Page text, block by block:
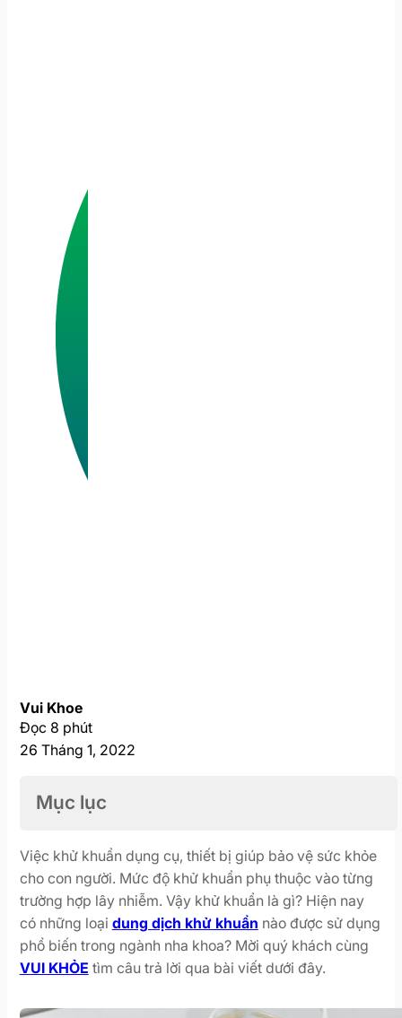
Vui Khoe
Đọc 8 phút
26 Tháng 1, 2022
Mục lục
Việc khử khuẩn dụng cụ, thiết bị giúp bảo vệ sức khỏe
cho con người. Mức độ khử khuẩn phụ thuộc vào từng
trường hợp lây nhiễm. Vậy khử khuẩn là gì? Hiện nay
có những loại dung dịch khử khuẩn nào được sử dụng
phổ biến trong ngành nha khoa? Mời quý khách cùng
VUI KHỎE tìm câu trả lời qua bài viết dưới đây.